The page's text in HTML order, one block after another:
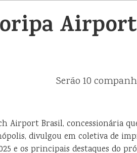
Serão 10
Airport Brasil, concessionária
divulgou em coletiva de
e os principais destaques do